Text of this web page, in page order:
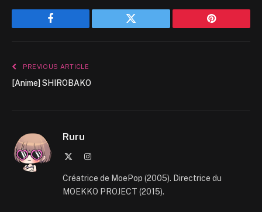
Facebook Twitter Pinterest
PREVIOUS ARTICLE
[Anime] SHIROBAKO
Ruru
Instagram
Créatrice de MoePop (2005). Directrice du
MOEKKO PROJECT (2015).